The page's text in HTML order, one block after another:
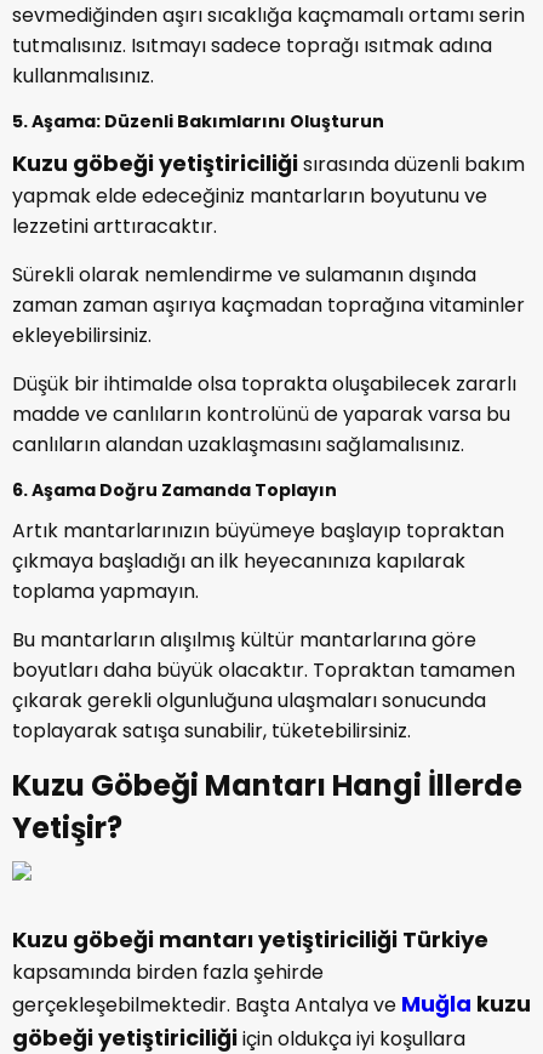
sevmediğinden aşırı sıcaklığa kaçmamalı ortamı serin
tutmalısınız. Isıtmayı sadece toprağı ısıtmak adına
kullanmalısınız.
5. Aşama: Düzenli Bakımlarını Oluşturun
Kuzu göbeği yetiştiriciliğisırasında düzenli bakım
yapmak elde edeceğiniz mantarların boyutunu ve
lezzetini arttıracaktır.
Sürekli olarak nemlendirme ve sulamanın dışında
zaman zaman aşırıya kaçmadan toprağına vitaminler
ekleyebilirsiniz.
Düşük bir ihtimalde olsa toprakta oluşabilecek zararlı
madde ve canlıların kontrolünü de yaparak varsa bu
canlıların alandan uzaklaşmasını sağlamalısınız.
6. Aşama Doğru Zamanda Toplayın
Artık mantarlarınızın büyümeye başlayıp topraktan
çıkmaya başladığı an ilk heyecanınıza kapılarak
toplama yapmayın.
Bu mantarların alışılmış kültür mantarlarına göre
boyutları daha büyük olacaktır. Topraktan tamamen
çıkarak gerekli olgunluğuna ulaşmaları sonucunda
toplayarak satışa sunabilir, tüketebilirsiniz.
Kuzu Göbeği Mantarı Hangi İllerde
Yetişir?
Kuzu göbeği mantarı yetiştiriciliği Türkiye
kapsamında birden fazla şehirde
gerçekleşebilmektedir. Başta Antalya ve Muğla kuzu
göbeği yetiştiriciliğiiçin oldukça iyi koşullara